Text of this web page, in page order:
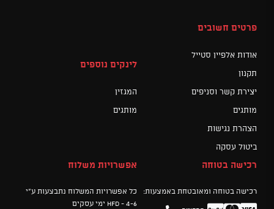
פרטים חשובים
אודות אלפיין סטייל
תקנון
יצירת קשר וסניפים
מותגים
הצהרת נגישות
ביטול עסקה
לינקים נוספים
המגזין
מותגים
רכישה בטוחה
רכישה בטוחה ומאובטחת באמצעות:
אפשרויות משלוח
כל אפשרויות המשלוח נתבצעות ע"י
HFD - 4-6 ימי עסקים